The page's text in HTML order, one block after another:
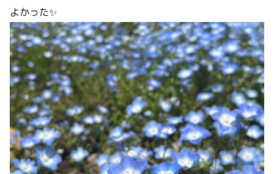
よかった✨